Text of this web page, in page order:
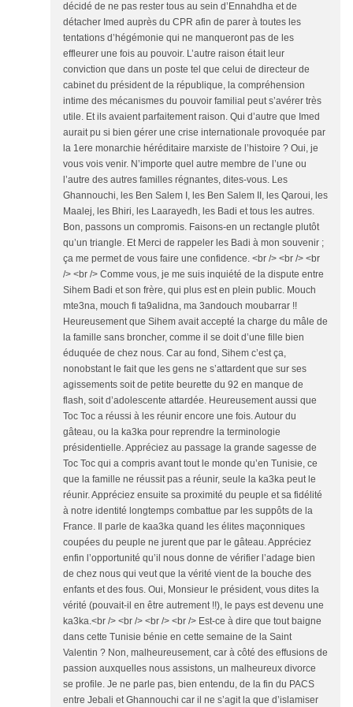
décidé de ne pas rester tous au sein d’Ennahdha et de
détacher Imed auprès du CPR afin de parer à toutes les
tentations d’hégémonie qui ne manqueront pas de les
effleurer une fois au pouvoir. L’autre raison était leur
conviction que dans un poste tel que celui de directeur de
cabinet du président de la république, la compréhension
intime des mécanismes du pouvoir familial peut s’avérer très
utile. Et ils avaient parfaitement raison. Qui d’autre que Imed
aurait pu si bien gérer une crise internationale provoquée par
la 1ere monarchie héréditaire marxiste de l’histoire ? Oui, je
vous vois venir. N’importe quel autre membre de l’une ou
l’autre des autres familles régnantes, dites-vous. Les
Ghannouchi, les Ben Salem I, les Ben Salem II, les Qaroui, les
Maalej, les Bhiri, les Laarayedh, les Badi et tous les autres.
Bon, passons un compromis. Faisons-en un rectangle plutôt
qu’un triangle. Et Merci de rappeler les Badi à mon souvenir ;
ça me permet de vous faire une confidence. <br /> <br /> <br
/> <br /> Comme vous, je me suis inquiété de la dispute entre
Sihem Badi et son frère, qui plus est en plein public. Mouch
mte3na, mouch fi ta9alidna, ma 3andouch moubarrar !!
Heureusement que Sihem avait accepté la charge du mâle de
la famille sans broncher, comme il se doit d’une fille bien
éduquée de chez nous. Car au fond, Sihem c’est ça,
nonobstant le fait que les gens ne s’attardent que sur ses
agissements soit de petite beurette du 92 en manque de
flash, soit d’adolescente attardée. Heureusement aussi que
Toc Toc a réussi à les réunir encore une fois. Autour du
gâteau, ou la ka3ka pour reprendre la terminologie
présidentielle. Appréciez au passage la grande sagesse de
Toc Toc qui a compris avant tout le monde qu’en Tunisie, ce
que la famille ne réussit pas a réunir, seule la ka3ka peut le
réunir. Appréciez ensuite sa proximité du peuple et sa fidélité
à notre identité longtemps combattue par les suppôts de la
France. Il parle de kaa3ka quand les élites maçonniques
coupées du peuple ne jurent que par le gâteau. Appréciez
enfin l’opportunité qu’il nous donne de vérifier l’adage bien
de chez nous qui veut que la vérité vient de la bouche des
enfants et des fous. Oui, Monsieur le président, vous dites la
vérité (pouvait-il en être autrement !!), le pays est devenu une
ka3ka.<br /> <br /> <br /> <br /> Est-ce à dire que tout baigne
dans cette Tunisie bénie en cette semaine de la Saint
Valentin ? Non, malheureusement, car à côté des effusions de
passion auxquelles nous assistons, un malheureux divorce
se profile. Je ne parle pas, bien entendu, de la fin du PACS
entre Jebali et Ghannouchi car il ne s’agit la que d’islamiser